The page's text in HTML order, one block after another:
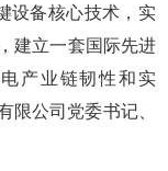
设备核心技术，实
建立一套国际先进
产业链韧性和实
限公司党委书记、